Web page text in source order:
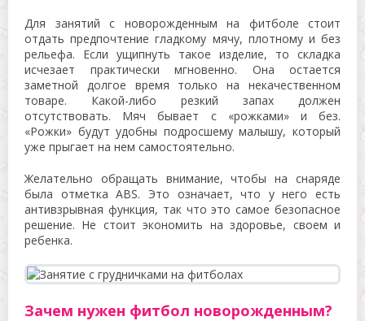
Для занятий с новорожденным на фитболе стоит
отдать предпочтение гладкому мячу, плотному и без
рельефа. Если ущипнуть такое изделие, то складка
исчезает практически мгновенно. Она остается
заметной долгое время только на некачественном
товаре. Какой-либо резкий запах должен
отсутствовать. Мяч бывает с «рожками» и без.
«Рожки» будут удобны подросшему малышу, который
уже прыгает на нем самостоятельно.
Желательно обращать внимание, чтобы на снаряде
была отметка ABS. Это означает, что у него есть
антивзрывная функция, так что это самое безопасное
решение. Не стоит экономить на здоровье, своем и
ребенка.
Зачем нужен фитбол новорожденным?